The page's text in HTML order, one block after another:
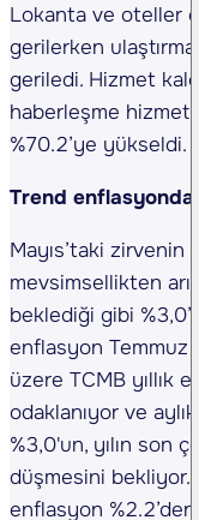
Lokanta ve oteller
gerilerken ulaştırma
geriledi. Hizmet
haberleşme
%70.2’ye yükseldi.
Trend enflasyonda
Mayıs’taki zirvenin
mevsimsellikten
beklediği gibi
enflasyon
üzere TCMB yıllık
odaklanıyor ve
%3,0'un, yılın son
düşmesini bekliyor.
enflasyon